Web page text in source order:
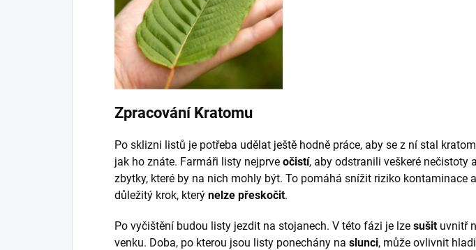
Zpracování Kratomu
Po sklizni listů je potřeba udělat ještě hodně práce, aby se z ní stal
jak ho znáte. Farmáři listy nejprve očistí, aby odstranili veškeré nečistoty a
zbytky, které by na nich mohly být. To pomáhá snížit riziko kontaminace
důležitý krok, který nelze přeskočit.
Po vyčištění budou listy jezdit na stojanech. V této fázi je lze sušituvnitř
venku. Doba, po kterou jsou listy ponechány na slunci, může ovlivnit